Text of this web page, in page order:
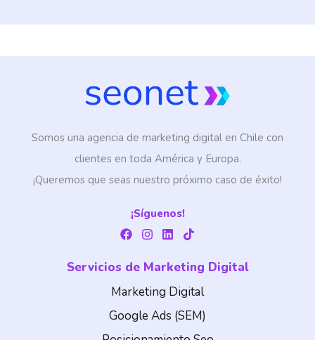
Somos una agencia de marketing digital en Chile con
clientes en toda América y Europa.
¡Queremos que seas nuestro próximo caso de éxito!
¡Síguenos!
F
a
e
o
k
I
n
t
g
a
L
i
k
d
n
T
i
t
k
Servicios de Marketing Digital
Marketing Digital
Google Ads (SEM)